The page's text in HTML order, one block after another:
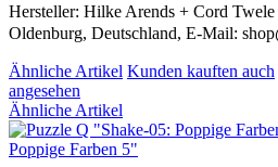
Hersteller: Hilke Arends + Cord
Oldenburg, Deutschland, E-Mail:
Ähnliche Artikel Kunden kauften auch
angesehen
Ähnliche Artikel
Poppige Farben 5"